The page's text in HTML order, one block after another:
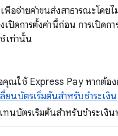
อจ่ายค่าขนส่งสาธารณะโดย
ดการตั้งค่านี้ก่อน การเปิดก
เท่านั้น
คุณใช้ Express Pay หากต้อ
ยนบัตรเริ่มต้นสำหรับชำระเงิน
นบัตรเริ่มต้นสำหรับชำระเงิ